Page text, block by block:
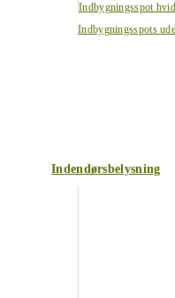
Indbygningsspot hvid
Indbygningsspots
Indendørsbelysning